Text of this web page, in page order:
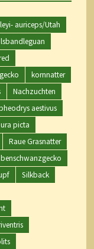
auriceps/Utah
kornnatter
Nachzuchten
aestivus
picta
Raue Grasnatter
Silkback